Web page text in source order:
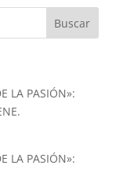
LA PASIÓN»:
LA PASIÓN»: